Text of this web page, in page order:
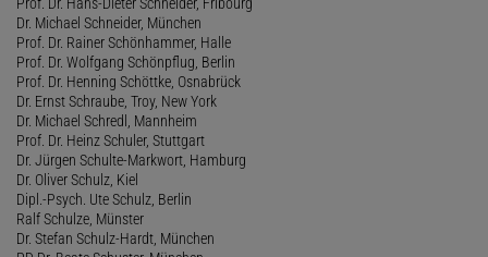
Dr. Michael Schneider, München
Prof. Dr. Rainer Schönhammer, Halle
Prof. Dr. Wolfgang Schönpflug, Berlin
Prof. Dr. Henning Schöttke, Osnabrück
Dr. Ernst Schraube, Troy, New York
Dr. Michael Schredl, Mannheim
Prof. Dr. Heinz Schuler, Stuttgart
Dr. Jürgen Schulte-Markwort, Hamburg
Dr. Oliver Schulz, Kiel
Dipl.-Psych. Ute Schulz, Berlin
Ralf Schulze, Münster
Dr. Stefan Schulz-Hardt, München